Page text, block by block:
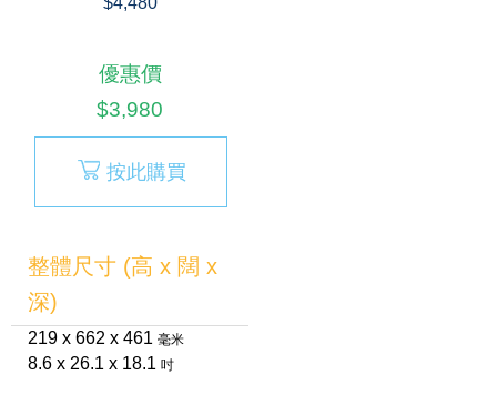
優惠價
$3,980
按此購買
整體尺寸 (高 x 闊 x
深)
219 x 662 x 461 毫米
8.6 x 26.1 x 18.1 吋